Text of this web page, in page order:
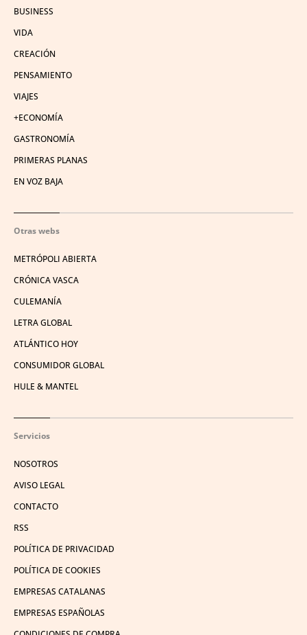
BUSINESS
VIDA
CREACIÓN
PENSAMIENTO
VIAJES
+ECONOMÍA
GASTRONOMÍA
PRIMERAS PLANAS
EN VOZ BAJA
Otras webs
METRÓPOLI ABIERTA
CRÓNICA VASCA
CULEMANÍA
LETRA GLOBAL
ATLÁNTICO HOY
CONSUMIDOR GLOBAL
HULE & MANTEL
Servicios
NOSOTROS
AVISO LEGAL
CONTACTO
RSS
POLÍTICA DE PRIVACIDAD
POLÍTICA DE COOKIES
EMPRESAS CATALANAS
EMPRESAS ESPAÑOLAS